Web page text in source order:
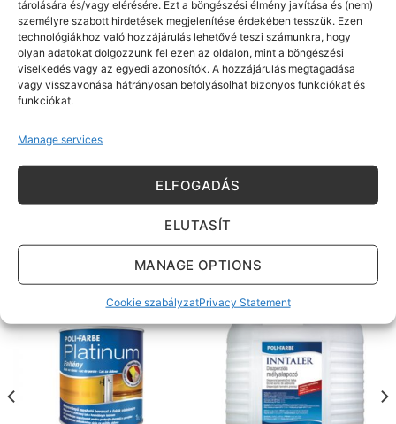
tárolására és/vagy elérésére. Ezt a böngészési élmény javítása és (nem)
személyre szabott hirdetések megjelenítése érdekében tesszük. Ezen
technológiákhoz való hozzájárulás lehetővé teszi számunkra, hogy
olyan adatokat dolgozzunk fel ezen az oldalon, mint a böngészési
viselkedés vagy az egyedi azonosítók. A hozzájárulás megtagadása
vagy visszavonása hátrányosan befolyásolhat bizonyos funkciókat és
funkciókat.
Manage services
ELFOGADÁS
ELUTASÍT
MANAGE OPTIONS
Cookie szabályzatPrivacy Statement
Javasolt rétegkialakítás:
Fafelületek kültéren: 2 réteg Boróka Primer
fakonzerváló alapozó, 1-2 réteg Cellkolor Aqua
univerzális alapozó, 1-2 réteg átvonó zománcfesték.
Fafelületek beltéren: 1-2 réteg Cellkolor Aqua
Fémfelületek: 1-2 réteg Cellkolor Aqua korróziógátló
alapozó, 1-2 réteg Cellkolor Aqua univerzális alapozó,
1-2 réteg átvonó zománcfesték.
KAPCSOLÓDÓ TERMÉKEK